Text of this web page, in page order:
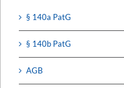
§ 140a PatG
§ 140b PatG
AGB